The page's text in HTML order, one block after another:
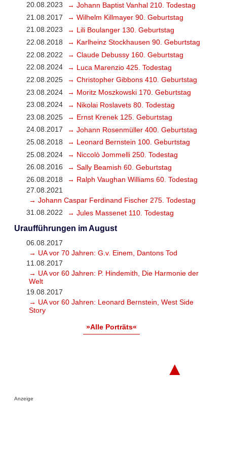
20.08.2023
→ Johann Baptist Vanhal 210. Todestag
21.08.2017
→ Wilhelm Killmayer 90. Geburtstag
21.08.2023
→ Lili Boulanger 130. Geburtstag
22.08.2018
→ Karlheinz Stockhausen 90. Geburtstag
22.08.2022
→ Claude Debussy 160. Geburtstag
22.08.2024
→ Luca Marenzio 425. Todestag
22.08.2025
→ Christopher Gibbons 410. Geburtstag
23.08.2024
→ Moritz Moszkowski 170. Geburtstag
23.08.2024
→ Nikolai Roslavets 80. Todestag
23.08.2025
→ Ernst Krenek 125. Geburtstag
24.08.2017
→ Johann Rosenmüller 400. Geburtstag
25.08.2018
→ Leonard Bernstein 100. Geburtstag
25.08.2024
→ Niccolò Jommelli 250. Todestag
26.08.2016
→ Sally Beamish 60. Geburtstag
26.08.2018
→ Ralph Vaughan Williams 60. Todestag
27.08.2021
→ Johann Caspar Ferdinand Fischer 275. Todestag
31.08.2022
→ Jules Massenet 110. Todestag
Uraufführungen im August
06.08.2017
→ UA vor 70 Jahren: G.v. Einem, Dantons Tod
11.08.2017
→ UA vor 60 Jahren: P. Hindemith, Die Harmonie der
Welt
19.08.2017
→ UA vor 60 Jahren: Leonard Bernstein, West Side
Story
»Alle Porträts«
▲
Anzeige